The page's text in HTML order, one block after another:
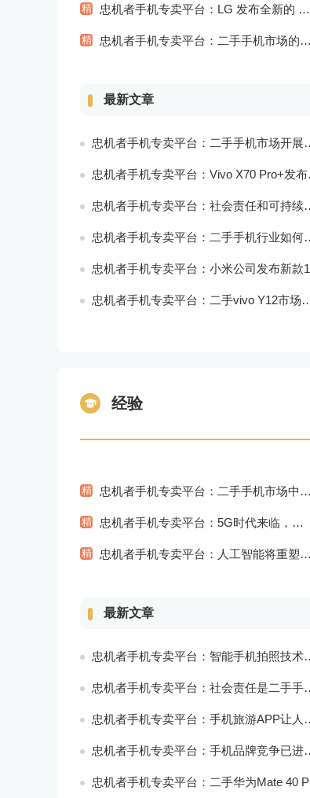
精 忠机者手机专卖平台：LG 发布全新的 LG V80 手机，支持 5G 网络
精 忠机者手机专卖平台：二手手机市场的品质认证和市场溯源
最新文章
忠机者手机专卖平台：二手手机市场开展智能化运营，优化市场流程和效率
忠机者手机专卖平台：Vivo X70 Pro+发布，搭载超强的拍照能力和高效的处理器
忠机者手机专卖平台：社会责任和可持续发展是二手手机行业发展的关键
忠机者手机专卖平台：二手手机行业如何应对环境保护的责任
忠机者手机专卖平台：小米公司发布新款11T Pro手机，搭载120W快充技术
忠机者手机专卖平台：二手vivo Y12市场价格相对稳定
经验
精 忠机者手机专卖平台：二手手机市场中的环保理念
精 忠机者手机专卖平台：5G时代来临，手机市场将迎来新变革
精 忠机者手机专卖平台：人工智能将重塑未来医疗产业
最新文章
忠机者手机专卖平台：智能手机拍照技术将不断升级，成为手机行业的重要趋势
忠机者手机专卖平台：社会责任是二手手机市场的使命和价值所在
忠机者手机专卖平台：手机旅游APP让人们轻松出行
忠机者手机专卖平台：手机品牌竞争已进入新阶段
忠机者手机专卖平台：二手华为Mate 40 Pro市场价格持续下跌